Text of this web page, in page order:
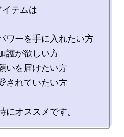
イテムは
ワーを手に入れたい方
護が欲しい方
いを届けたい方
されていたい方